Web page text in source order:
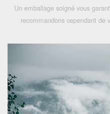
Un emballage soigné vous
recommandons cependant de